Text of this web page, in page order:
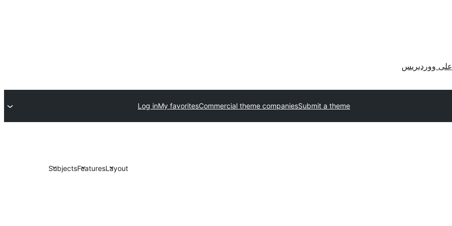
ووردبريس
Submit a theme
Commercial theme companies
My favorites
Log in
Layout
Features
Subjects